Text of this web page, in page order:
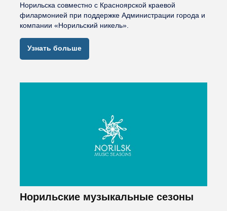
Норильска совместно с Красноярской краевой
филармонией при поддержке Администрации города и
компании «Норильский никель».
Узнать больше
Норильские музыкальные сезоны